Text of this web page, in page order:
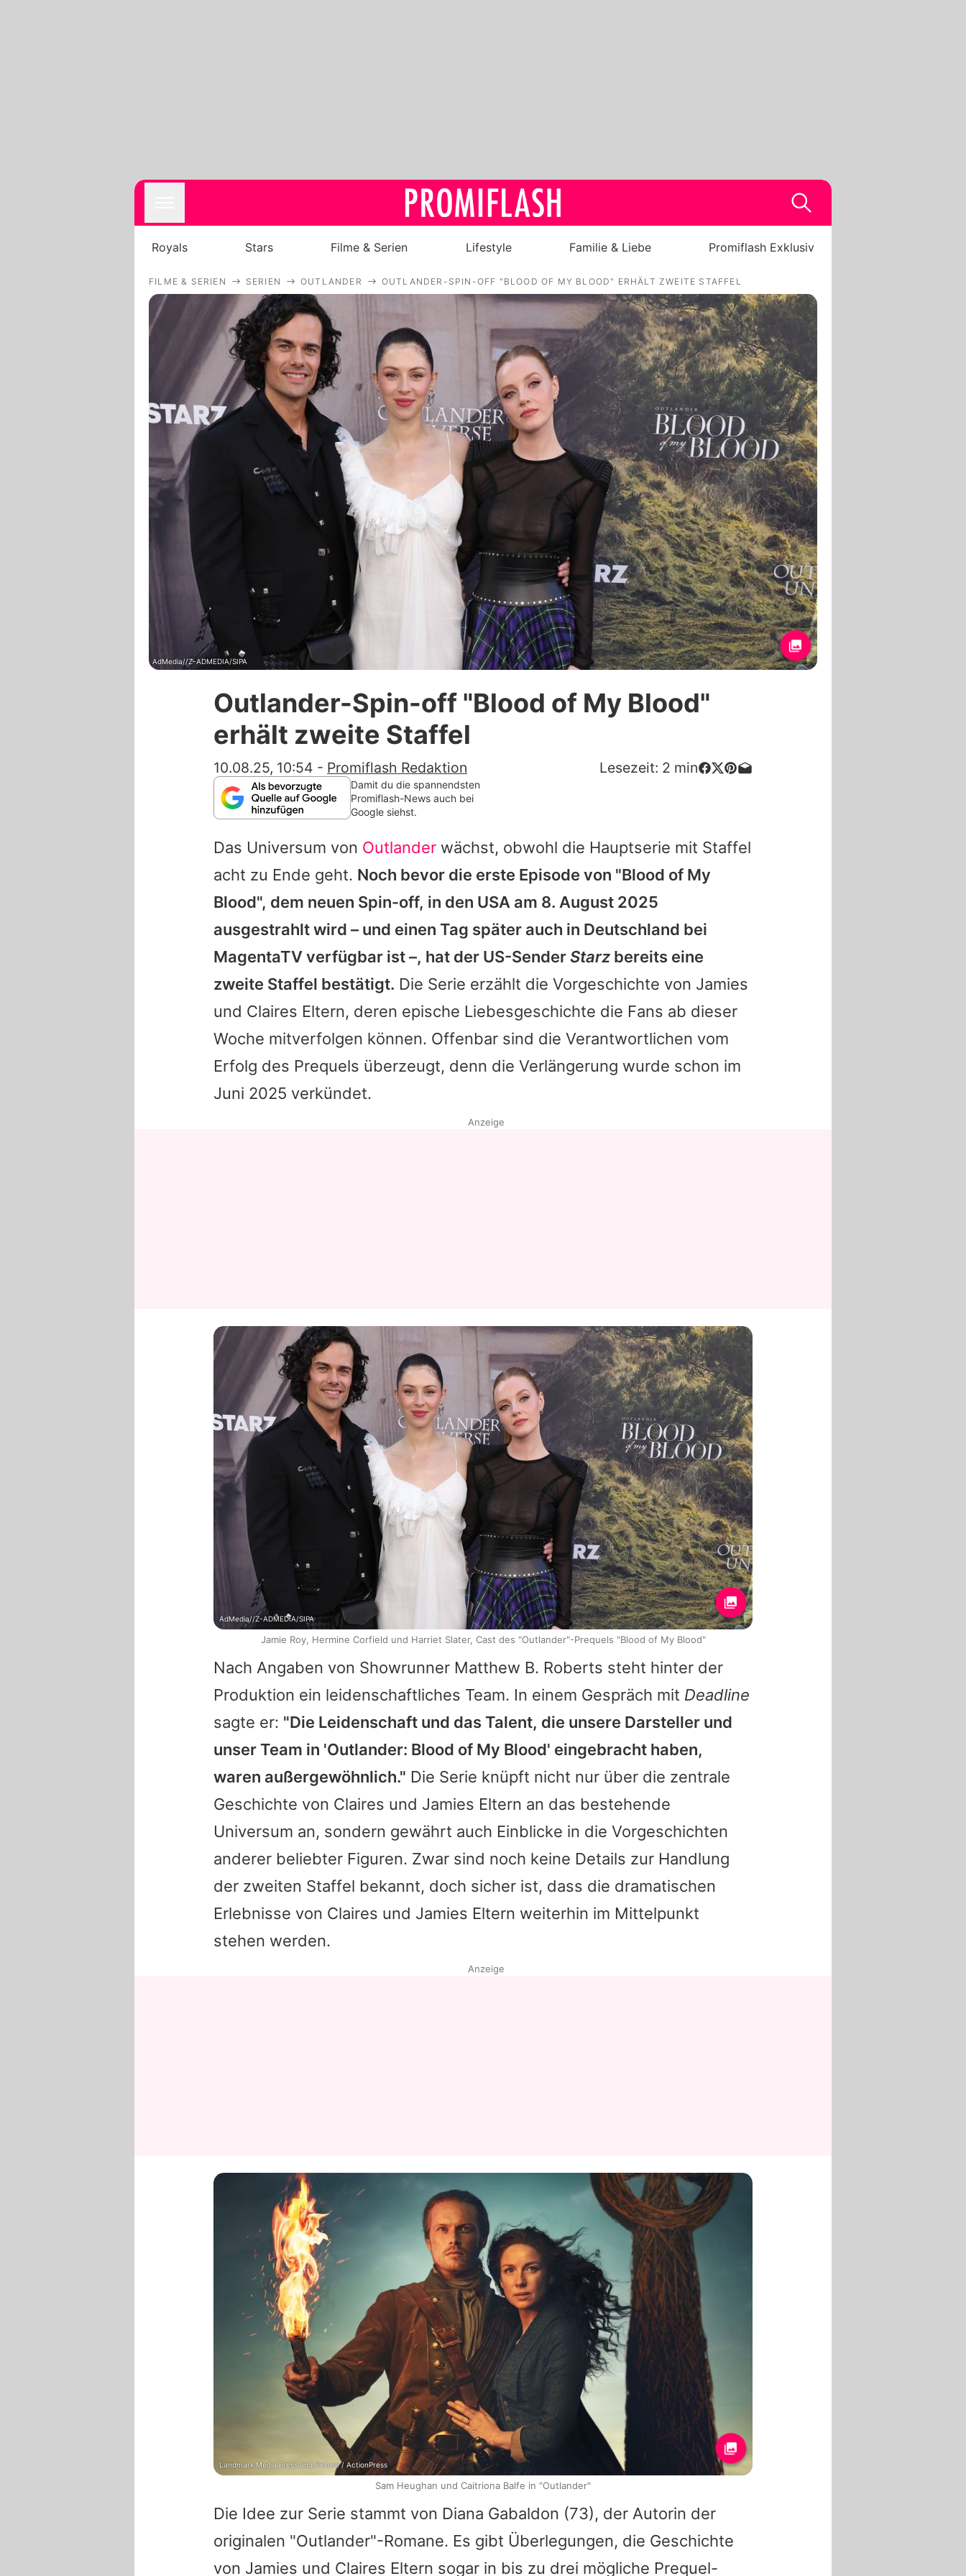
Royals
Filme & Serien
Lifestyle
Familie & Liebe
Promiflash Exklusiv
Alle Themen auf Promiflash
App runterladen
Redaktionelle Richtlinien
Impressum
Datenschutzerklärung
Nutzungsbedingungen
Utiq verwalten
Royals Stars Filme & Serien Lifestyle Familie & Liebe Promiflash Exklusiv
FILME & SERIEN SERIEN OUTLANDER OUTLANDER-SPIN-OFF "BLOOD OF MY BLOOD" ERHÄLT ZWEITE STAFFEL
AdMedia//Z-ADMEDIA/SIPA
Outlander-Spin-off "Blood of My Blood"
erhält zweite Staffel
10.08.25, 10:54 - Promiflash Redaktion Lesezeit: 2 min
Damit du die spannendsten
Promiflash-News auch bei
Google siehst.
Das Universum von Outlander wächst, obwohl die Hauptserie mit Staffel
acht zu Ende geht. Noch bevor die erste Episode von "Blood of My
Blood", dem neuen Spin-off, in den USA am 8. August 2025
ausgestrahlt wird – und einen Tag später auch in Deutschland bei
MagentaTV verfügbar ist –, hat der US-SenderStarz bereits eine
zweite Staffel bestätigt. Die Serie erzählt die Vorgeschichte von Jamies
und Claires Eltern, deren epische Liebesgeschichte die Fans ab dieser
Woche mitverfolgen können. Offenbar sind die Verantwortlichen vom
Erfolg des Prequels überzeugt, denn die Verlängerung wurde schon im
Juni 2025 verkündet.
Nach Angaben von Showrunner Matthew B. Roberts steht hinter der
Produktion ein leidenschaftliches Team. In einem Gespräch mit Deadline
sagte er: "Die Leidenschaft und das Talent, die unsere Darsteller und
unser Team in 'Outlander: Blood of My Blood' eingebracht haben,
waren außergewöhnlich." Die Serie knüpft nicht nur über die zentrale
Geschichte von Claires und Jamies Eltern an das bestehende
Universum an, sondern gewährt auch Einblicke in die Vorgeschichten
anderer beliebter Figuren. Zwar sind noch keine Details zur Handlung
der zweiten Staffel bekannt, doch sicher ist, dass die dramatischen
Erlebnisse von Claires und Jamies Eltern weiterhin im Mittelpunkt
stehen werden.
Die Idee zur Serie stammt von Diana Gabaldon (73), der Autorin der
originalen "Outlander"-Romane. Es gibt Überlegungen, die Geschichte
von Jamies und Claires Eltern sogar in bis zu drei mögliche Prequel-
Anzeige
AdMedia//Z-ADMEDIA/SIPA
Jamie Roy, Hermine Corfield und Harriet Slater, Cast des "Outlander"-Prequels "Blood of My Blood"
Anzeige
Landmark Media Press and Picture / ActionPress
Sam Heughan und Caitriona Balfe in "Outlander"